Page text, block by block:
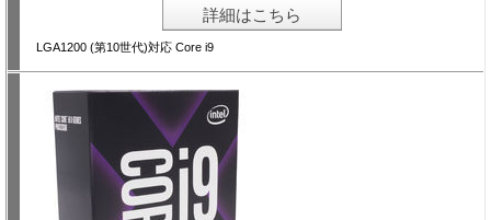
詳細はこちら
LGA1200 (第10世代)対応 Core i9